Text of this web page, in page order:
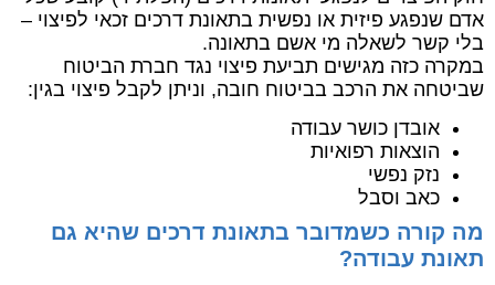
אדם שנפגע פיזית או נפשית בתאונת דרכים זכאי לפיצוי –
בלי קשר לשאלה מי אשם בתאונה.
במקרה כזה מגישים תביעת פיצוי נגד חברת הביטוח
שביטחה את הרכב בביטוח חובה, וניתן לקבל פיצוי בגין:
אובדן כושר עבודה
הוצאות רפואיות
נזק נפשי
כאב וסבל
מה קורה כשמדובר בתאונת דרכים שהיא גם
תאונת עבודה?